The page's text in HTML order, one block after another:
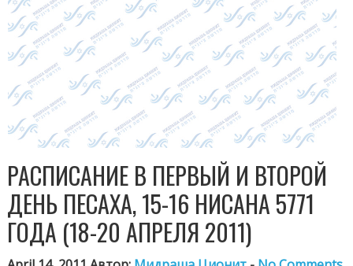
РАСПИСАНИЕ В ПЕРВЫЙ И ВТОРОЙ
ДЕНЬ ПЕСАХА, 15-16 НИСАНА 5771
ГОДА (18-20 АПРЕЛЯ 2011)